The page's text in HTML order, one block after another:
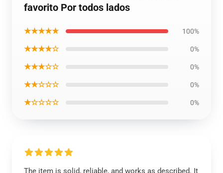
favorito Por todos lados
★★★★★ 100%
★★★★☆ 0%
★★★☆☆ 0%
★★☆☆☆ 0%
★☆☆☆☆ 0%
The item is solid, reliable, and works as described. It